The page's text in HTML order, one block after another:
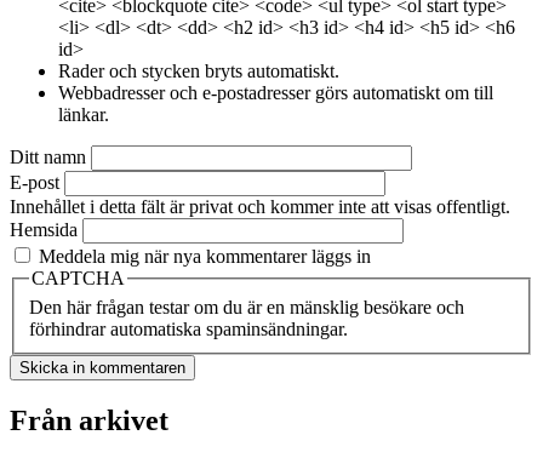
<cite> <blockquote cite> <code> <ul type> <ol start type>
<li> <dl> <dt> <dd> <h2 id> <h3 id> <h4 id> <h5 id> <h6
id>
Rader och stycken bryts automatiskt.
Webbadresser och e-postadresser görs automatiskt om till
länkar.
Ditt namn
E-post
Innehållet i detta fält är privat och kommer inte att visas offentligt.
Hemsida
Meddela mig när nya kommentarer läggs in
CAPTCHA
Den här frågan testar om du är en mänsklig besökare och
förhindrar automatiska spaminsändningar.
Från arkivet